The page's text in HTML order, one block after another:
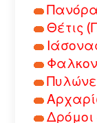
Θέτις
Δρόμοι